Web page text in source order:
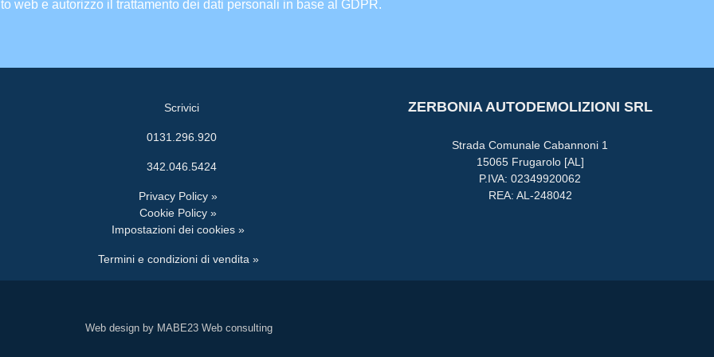
web e autorizzo il trattamento dei dati personali in base al GDPR.
Scrivici
0131.296.920
342.046.5424
Privacy Policy »
Cookie Policy »
Impostazioni dei cookies »
Termini e condizioni di vendita »
ZERBONIA AUTODEMOLIZIONI SRL
Strada Comunale Cabannoni 1
15065 Frugarolo [AL]
P.IVA: 02349920062
REA: AL-248042
Web design by MABE23 Web consulting